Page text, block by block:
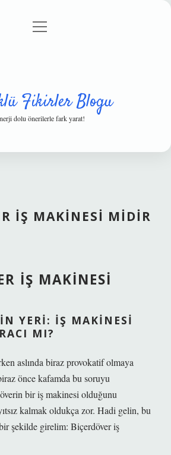
Gizlilik Politikası
menüyü
Fikirler Blogu
dolu önerilerle fark yarat!
IŞ MAKINESI MIDIR
İŞ MAKINESI
YERI: İŞ MAKINESI
MI?
aslında biraz provokatif olmaya
önce kafamda bu soruyu
bir iş makinesi olduğunu
kalmak oldukça zor. Hadi gelin, bu
şekilde girelim: Biçerdöver iş